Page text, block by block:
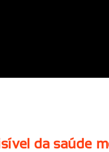
da saúde